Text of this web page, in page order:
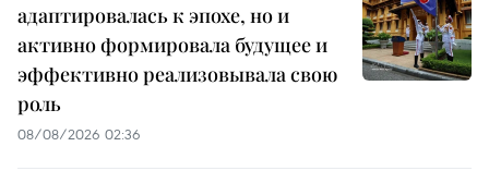
адаптировалась к эпохе, но и
активно формировала будущее и
эффективно реализовывала свою
роль
08/08/2026 02:36